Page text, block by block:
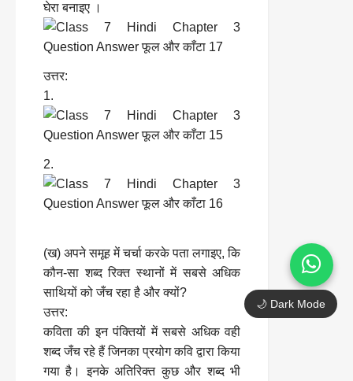
घेरा बनाइए ।
उत्तर:
1.
2.
(ख) अपने समूह में चर्चा करके पता लगाइए, कि
कौन-सा शब्द रिक्त स्थानों में सबसे अधिक
साथियों को जँच रहा है और क्यों?
उत्तर:
कविता की इन पंक्तियों में सबसे अधिक वही
शब्द जँच रहे हैं जिनका प्रयोग कवि द्वारा किया
गया है। इनके अतिरिक्त कुछ और शब्द भी
🌙 Dark Mode